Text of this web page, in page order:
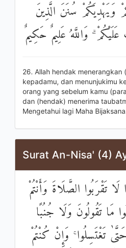
وَيَهْدِيَكُمْ سُنَنَ الَّذِينَ
وَاللَّهُ عَلِيمٌ حَكِيمٌ
26. Allah hendak menerangkan
kepadamu, dan menunjukimu
orang yang sebelum kamu
dan (hendak) menerima
Mengetahui lagi Maha
Surat An-Nisa' (4)
لَا تَقْرَبُوا الصَّلَاةَ وَأَنْتُمْ
مَا تَقُولُونَ وَلَا جُنُبًا
تَغْتَسِلُوا ۚ وَإِنْ كُنْتُمْ